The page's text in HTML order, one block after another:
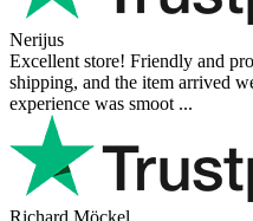
Nerijus
Excellent store! Friendly and
shipping, and the item arrived
experience was smoot ...
Richard Möckel